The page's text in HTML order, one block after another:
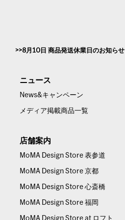
8月10日 商品発送休業日のお知らせ
ニュース
News&キャンペーン
メディア掲載商品一覧
店舗案内
MoMA Design Store 表参道
MoMA Design Store 京都
MoMA Design Store 心斎橋
MoMA Design Store 福岡
MoMA Design Store at ロフト